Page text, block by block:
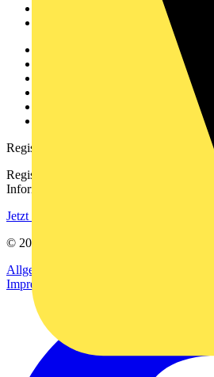
Registrierung
Registrieren Sie sich kostenlos und
Informationen aus der Elektroindustrie.
Jetzt registrieren
© 2002-
Allgemeine Geschäftsbedingungen
Impressum